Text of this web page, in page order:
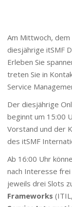
Am Mittwoch,
diesjährige itSMF
Erleben Sie
treten Sie in
Service
Der diesjährige
beginnt um 15:00
Vorstand und der
des itSMF
Ab 16:00 Uhr
nach Interesse
jeweils drei Slots
Frameworks